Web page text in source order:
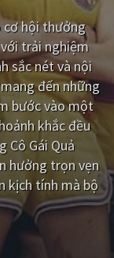
- Hồng Kông
cơ hội thưởng
trải nghiệm
sắc nét và nội
đến những
bước vào một
khắc đều
Cô Gái Quả
hưởng trọn vẹn
kịch tính mà bộ